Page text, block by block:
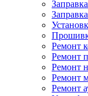
Ремонт
Ремонт
Ремонт
Ремонт
Ремонт